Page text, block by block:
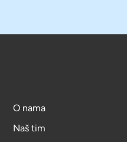
O nama
Naš tim